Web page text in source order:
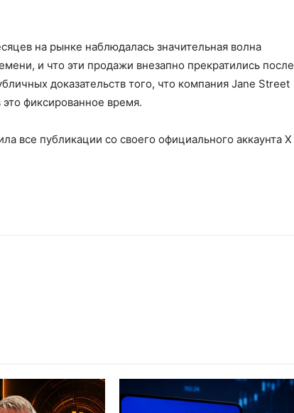
на рынке наблюдалась значительная волна
и что эти продажи внезапно прекратились после
доказательств того, что компания Jane Street
фиксированное время.
все публикации со своего официального аккаунта X